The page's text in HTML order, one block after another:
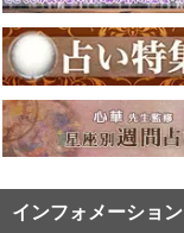
インフォメーション